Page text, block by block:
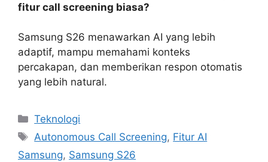
fitur call screening biasa?
Samsung S26 menawarkan AI yang lebih
adaptif, mampu memahami konteks
percakapan, dan memberikan respon otomatis
yang lebih natural.
Kategori
Teknologi
Tag
Autonomous Call Screening, Fitur AI
Samsung, Samsung S26